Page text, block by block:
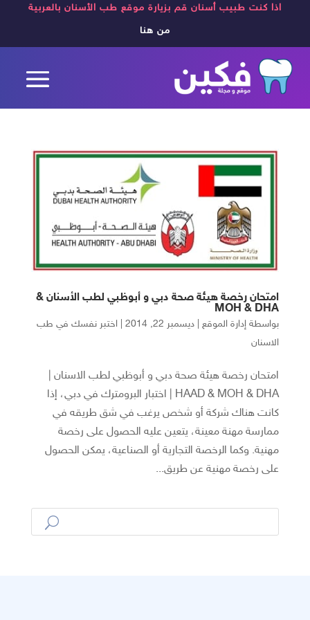
اذا كنت طبيب أسنان قم بزيارة موقع طب الأسنان بالعربية
من هنا
امتحان رخصة هيئة صحة دبي و أبوظبي لطب الأسنان &
MOH & DHA
بواسطة إدارة الموقع| ديسمبر 22, 2014 | اختبر نفسك في طب
الاسنان
امتحان رخصة هيئة صحة دبي و أبوظبي لطب الاسنان |
HAAD & MOH & DHA | اختبار البرومترك في دبي، إذا
كانت هناك شركة أو شخص يرغب في شق طريقه في
ممارسة مهنة معينة، يتعين عليه الحصول على رخصة
مهنية. وكما الرخصة التجارية أو الصناعية، يمكن الحصول
على رخصة مهنية عن طريق...